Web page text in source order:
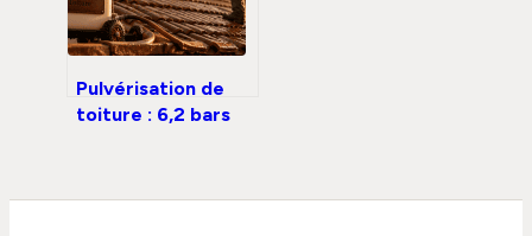
Pulvérisation de
toiture : 6,2 bars